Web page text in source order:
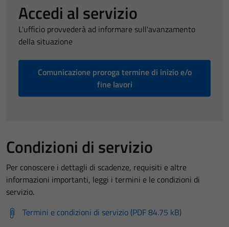
Accedi al servizio
L'ufficio provvederà ad informare sull'avanzamento
della situazione
Comunicazione proroga termine di inizio e/o
fine lavori
Condizioni di servizio
Per conoscere i dettagli di scadenze, requisiti e altre
informazioni importanti, leggi i termini e le condizioni di
servizio.
Termini e condizioni di servizio (PDF 84.75 kB)